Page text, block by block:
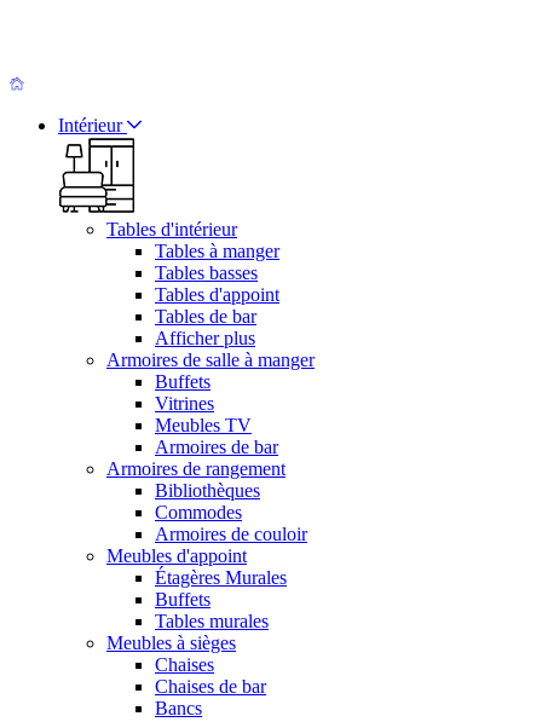
Intérieur
Tables d'intérieur
Tables à manger
Tables basses
Tables d'appoint
Tables de bar
Afficher plus
Armoires de salle à manger
Buffets
Vitrines
Meubles TV
Armoires de bar
Armoires de rangement
Bibliothèques
Commodes
Armoires de couloir
Meubles d'appoint
Étagères Murales
Buffets
Tables murales
Meubles à sièges
Chaises
Chaises de bar
Bancs